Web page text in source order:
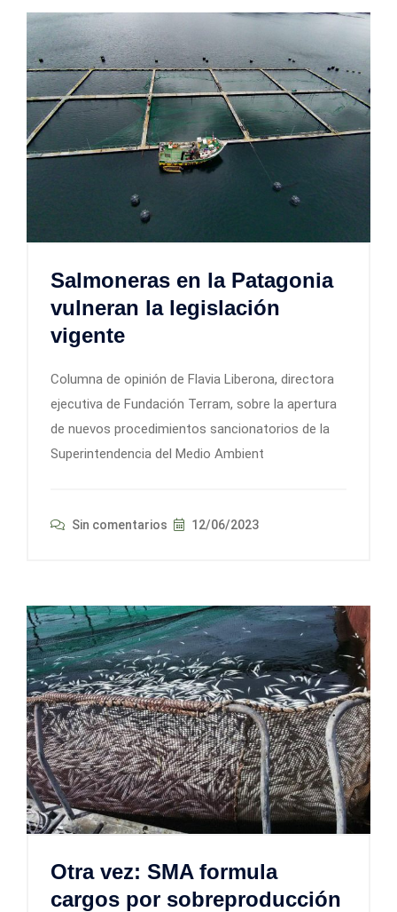
Salmoneras en la Patagonia
vulneran la legislación
vigente
Columna de opinión de Flavia Liberona, directora
ejecutiva de Fundación Terram, sobre la apertura
de nuevos procedimientos sancionatorios de la
Superintendencia del Medio Ambient
Sin comentarios 12/06/2023
Otra vez: SMA formula
cargos por sobreproducción